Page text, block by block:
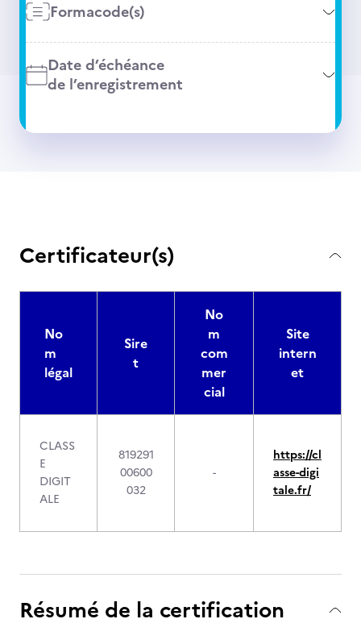
Formacode(s)
Date d’échéance
de l’enregistrement
Certificateur(s)
No
m
légal
Sire
t
No
m
com
mer
cial
Site
intern
et
CLASS
E
DIGIT
ALE
819291
00600
032
-
https://cl
asse-digi
tale.fr/
Résumé de la certification